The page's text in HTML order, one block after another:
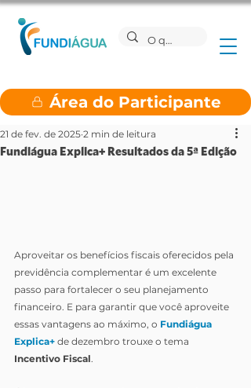
Área do Participante
Fundiágua Explica+ Resultados da 5ª Edição
21 de fev. de 2025 2 min de leitura
Aproveitar os benefícios fiscais oferecidos pela
previdência complementar é um excelente
passo para fortalecer o seu planejamento
financeiro. E para garantir que você aproveite
essas vantagens ao máximo, o Fundiágua
Explica+ de dezembro trouxe o tema
Incentivo Fiscal